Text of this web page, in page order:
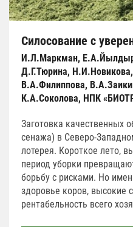
Силосование с
И.Л.Маркман,
Д.Г.Тюрина,
В.А.Филиппова,
К.А.Соколова, НПК
Заготовка качественных
сенажа) в Северо-
лотерея. Короткое лето,
период уборки
борьбу с рисками. Но
здоровье коров, высокие
рентабельность всего